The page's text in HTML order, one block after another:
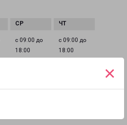
×
с 09:00 до
18:00
с 09:00 до
18:00